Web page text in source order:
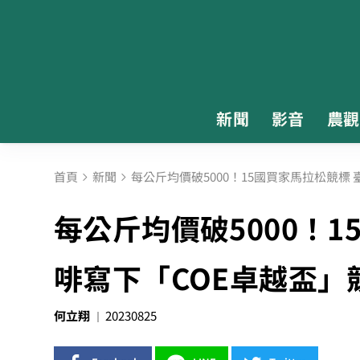
新聞 影音 農
首頁 新聞 每公斤均價破5000！15國買家馬拉松競
每公斤均價破5000！
啡寫下「COE卓越盃
何立翔 20230825